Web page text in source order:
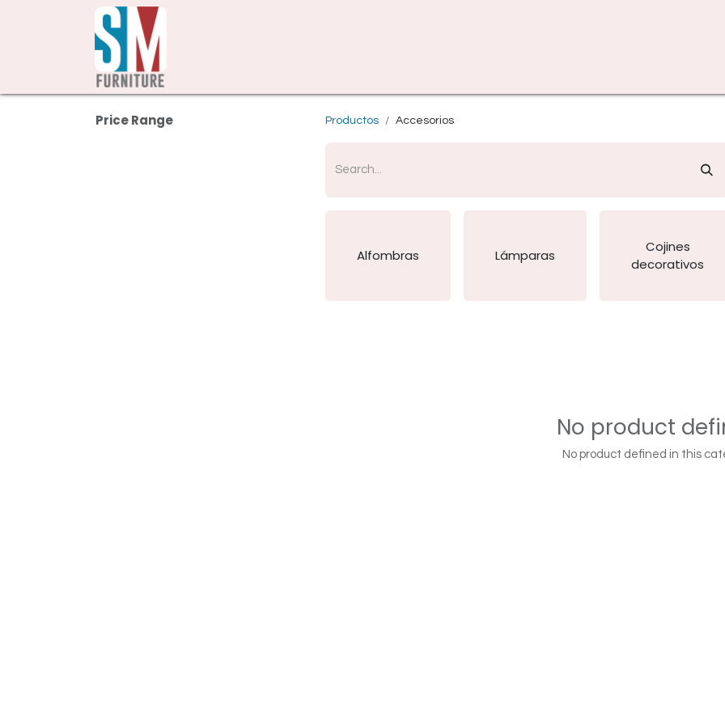
Price Range Productos Accesorios
Alfombras Lámparas
Cojines
decorativos
No product
No product defined in this